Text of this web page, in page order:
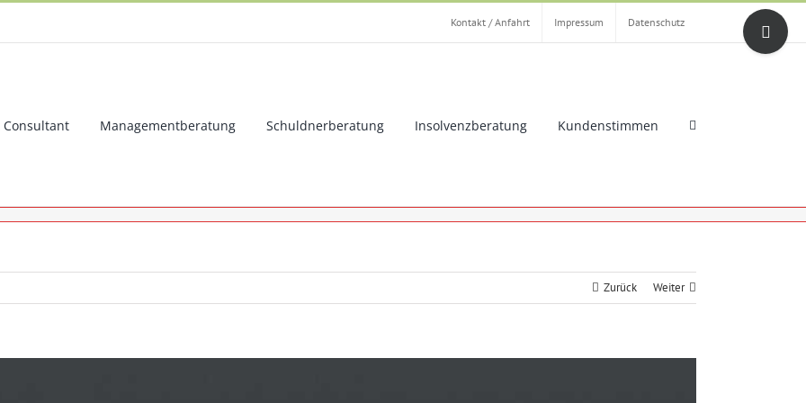
Kontakt / Anfahrt Impressum Datenschutz
Consultant Managementberatung Schuldnerberatung Insolvenzberatung Kundenstimmen
Zurück Weiter
Toggle
Sliding
Bar